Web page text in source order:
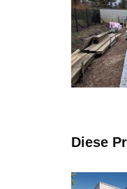
Diese